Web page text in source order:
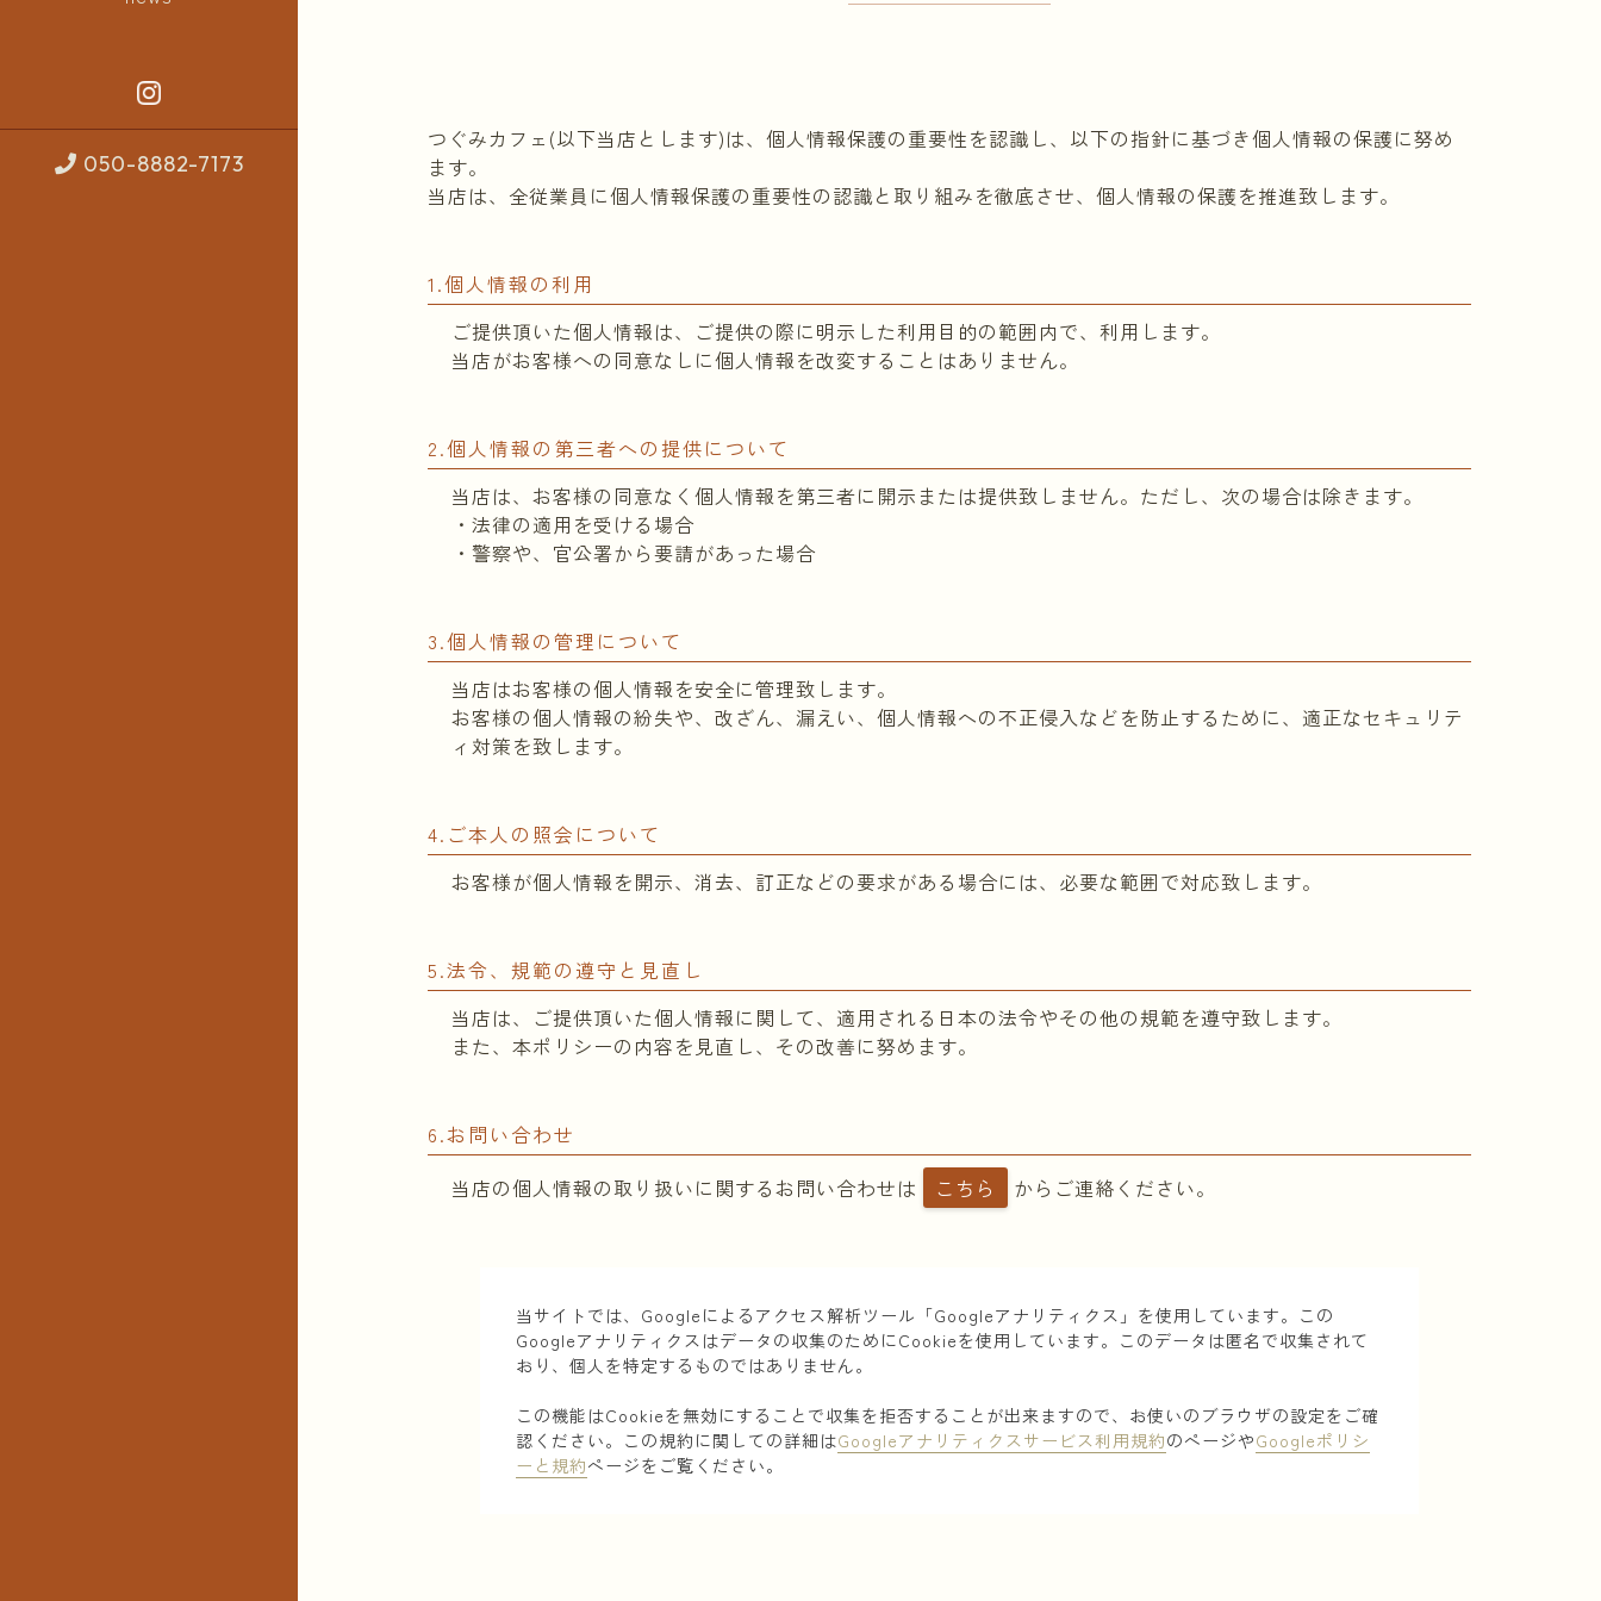
050-8882-7173
つぐみカフェ(以下当店とします)は、個人情報保護の重要性を認識し、以下の指針に基づき個人情報の保護に努め
ます。
当店は、全従業員に個人情報保護の重要性の認識と取り組みを徹底させ、個人情報の保護を推進致します。
1.個人情報の利用
ご提供頂いた個人情報は、ご提供の際に明示した利用目的の範囲内で、利用します。
当店がお客様への同意なしに個人情報を改変することはありません。
2.個人情報の第三者への提供について
当店は、お客様の同意なく個人情報を第三者に開示または提供致しません。ただし、次の場合は除きます。
・法律の適用を受ける場合
・警察や、官公署から要請があった場合
3.個人情報の管理について
当店はお客様の個人情報を安全に管理致します。
お客様の個人情報の紛失や、改ざん、漏えい、個人情報への不正侵入などを防止するために、適正なセキュリテ
ィ対策を致します。
4.ご本人の照会について
お客様が個人情報を開示、消去、訂正などの要求がある場合には、必要な範囲で対応致します。
5.法令、規範の遵守と見直し
当店は、ご提供頂いた個人情報に関して、適用される日本の法令やその他の規範を遵守致します。
また、本ポリシーの内容を見直し、その改善に努めます。
6.お問い合わせ
当店の個人情報の取り扱いに関するお問い合わせは こちら から ご連絡ください。
当サイトでは、Googleによるアクセス解析ツール「Googleアナリティクス」を使用しています。この
Googleアナリティクスはデータの収集のためにCookieを使用しています。このデータは匿名で収集されて
おり、個人を特定するものではありません。
この機能はCookieを無効にすることで収集を拒否することが出来ますので、お使いのブラウザの設定をご確
認ください。この規約に関しての詳細はGoogleアナリティクスサービス利用規約のページやGoogleポリシ
ーと規約ページをご覧ください。